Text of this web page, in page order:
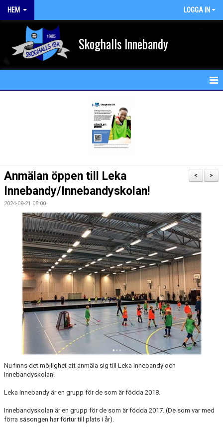
HEM LOGGA IN
Skoghalls Innebandy
MATCHER
SOUVENIRER
KONTAKTA OSS
KONTAKTUPPGIFTER VÅRA LAG
>
<
Anmälan öppen till Leka
Innebandy/Innebandyskolan!
2024-08-21 08:00
Nu finns det möjlighet att anmäla sig till Leka Innebandy och
Innebandyskolan!
Leka Innebandy är en grupp för de som är födda 2018.
Innebandyskolan är en grupp för de som är födda 2017. (De som var med
förra säsongen har förtur till plats i år).